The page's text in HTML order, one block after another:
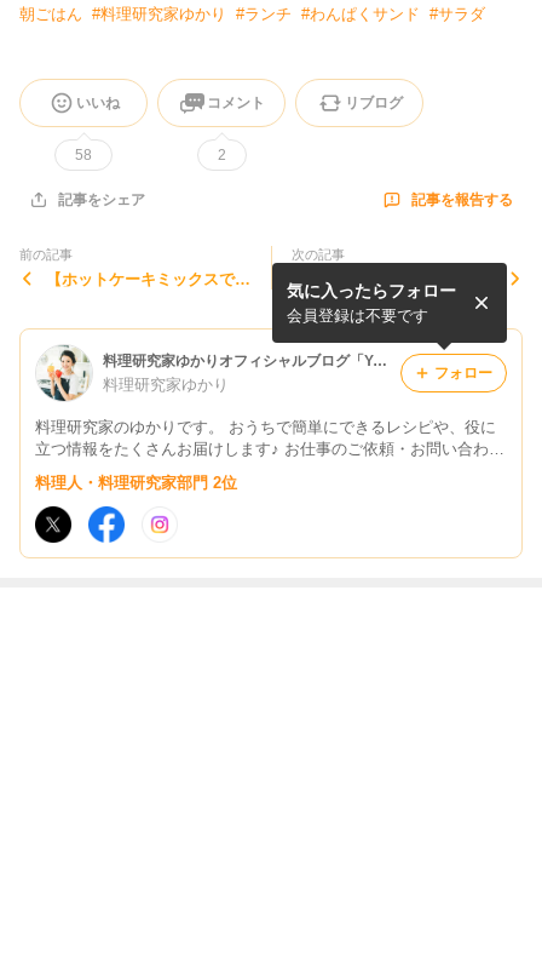
朝ごはん #料理研究家ゆかり #ランチ #わんぱくサンド #サラダ
いいね
58
コメント
2
リブログ
記事をシェア 記事を報告する
前の記事
【ホットケーキミックスで簡
次の記事
ホットケーキミックスで簡
単！発酵なし！ウインナーロ
ルパンの作り方
料理研究家ゆかりオフィシャルブログ「Yukari's Kitchen おうちで簡単レシピ」Powered by Ameba
料理研究家ゆかり
料理研究家のゆかりです。 おうちで簡単にできるレシピや、役に
立つ情報をたくさんお届けします♪ お仕事のご依頼・お問い合わせ
はこちら→yukari@tamakara.com
気に入ったらフォロー
会員登録は不要です
フォロー
料理人・料理研究家部門 2位